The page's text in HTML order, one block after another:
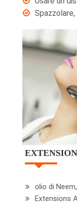
olio di
Extensions